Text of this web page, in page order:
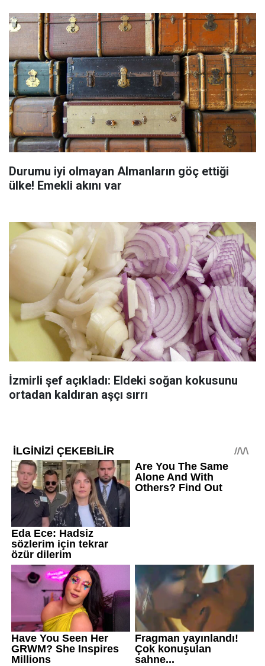
Durumu iyi olmayan Almanların göç ettiği
ülke! Emekli akını var
İzmirli şef açıkladı: Eldeki soğan kokusunu
ortadan kaldıran aşçı sırrı